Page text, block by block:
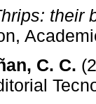
their
C. C.